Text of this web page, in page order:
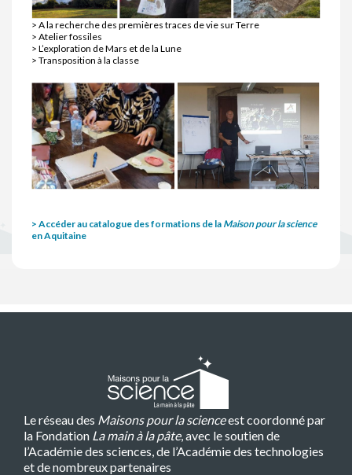
> A la recherche des premières traces de vie sur Terre
> Atelier fossiles
> L’exploration de Mars et de la Lune
> Transposition à la classe
> Accéder au catalogue des formations de la Maison pour la science
en Aquitaine
Le réseau des Maisons pour la scienceest coordonné par
la Fondation La main à la pâte, avec le soutien de
l’Académie des sciences, de l’Académie des technologies
et de nombreux partenaires